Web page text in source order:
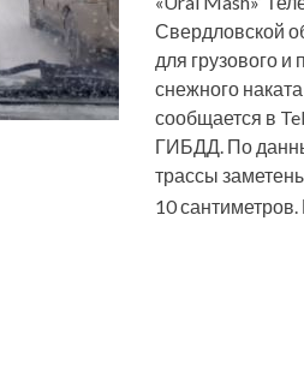
Свердловской
для грузового и
снежного
сообщается в
ГИБДД. По
трассы
10